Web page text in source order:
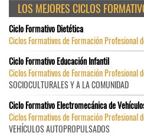
LOS MEJORES CICLOS
Ciclo Formativo Dietética
Ciclos Formativos de Formación Profesional
Ciclo Formativo Educación Infantil
Ciclos Formativos de Formación Profesional
SOCIOCULTURALES Y A LA COMUNIDAD
Ciclo Formativo Electromecánica de
Ciclos Formativos de Formación Profesional
VEHÍCULOS AUTOPROPULSADOS